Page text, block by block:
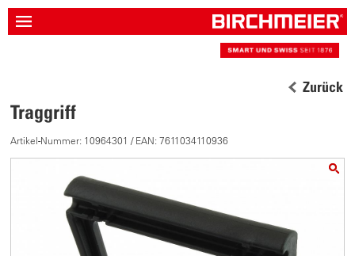
Zurück
Traggriff
Artikel-Nummer: 10964301 / EAN: 7611034110936